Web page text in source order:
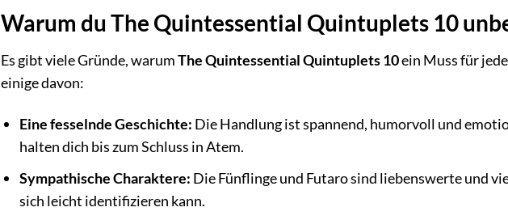
Warum du The Quintessential Quintuplets 10
Es gibt viele Gründe, warumThe Quintessential Quintuplets 10ein Muss für
einige davon:
Eine fesselnde Geschichte: Die Handlung ist spannend, humorvoll und
halten dich bis zum Schluss in Atem.
Sympathische Charaktere: Die Fünflinge und Futaro sind liebenswerte und
sich leicht identifizieren kann.